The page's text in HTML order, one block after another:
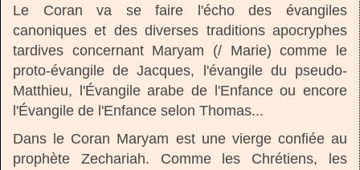
Le Coran va se faire l'écho des évangiles
canoniques et des diverses traditions apocryphes
tardives concernant Maryam (/ Marie) comme le
proto-évangile de Jacques, l'évangile du pseudo-
Matthieu, l'Évangile arabe de l'Enfance ou encore
l'Évangile de l'Enfance selon Thomas...
Dans le Coran Maryam est une vierge confiée au
prophète Zechariah. Comme les Chrétiens, les